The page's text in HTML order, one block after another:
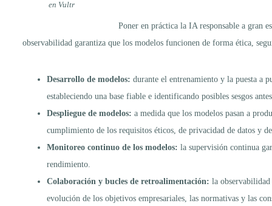
en Vultr
Poner en práctica la IA responsable a gran
observabilidad garantiza que los modelos funcionen de forma ética,
Desarrollo de modelos: durante el entrenamiento y la puesta a
estableciendo una base fiable e identificando posibles sesgos
Despliegue de modelos: a medida que los modelos pasan a
cumplimiento de los requisitos éticos, de privacidad de datos y
Monitoreo continuo de los modelos: la supervisión continua
rendimiento.
Colaboración y bucles de retroalimentación: la
evolución de los objetivos empresariales, las normativas y las